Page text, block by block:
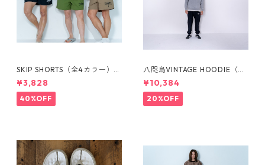
SKIP SHORTS（全4カラー）17
22201031
¥3,828
40%OFF
八咫烏VINTAGE HOODIE（全
３カラー）1733101023
¥10,384
20%OFF